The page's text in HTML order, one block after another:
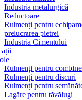
Industria metalurgică
Reductoare
Rulmenți pentru
prelucrarea pietrei
Industria Cimentului
Rulmenți pentru combine
Rulmenți pentru discuri
Rulmenți pentru
Lagăre pentru tăvălugi